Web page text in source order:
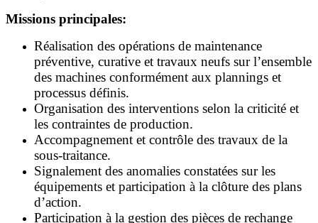
Missions principales:
Réalisation des opérations de maintenance
préventive, curative et travaux neufs sur l’ensemble
des machines conformément aux plannings et
processus définis.
Organisation des interventions selon la criticité et
les contraintes de production.
Accompagnement et contrôle des travaux de la
sous-traitance.
Signalement des anomalies constatées sur les
équipements et participation à la clôture des plans
d’action.
Participation à la gestion des pièces de rechange